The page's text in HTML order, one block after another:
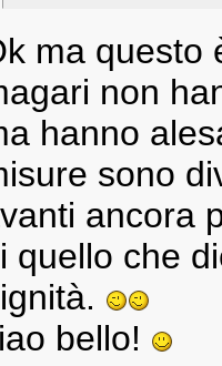
ma questo
non
hanno
sono
ancora
quello che
bello!